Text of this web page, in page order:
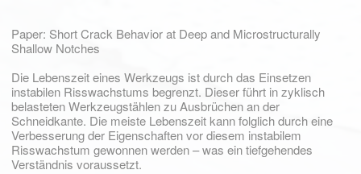
Paper: Short Crack Behavior at Deep and Microstructurally
Shallow Notches
Die Lebenszeit eines Werkzeugs ist durch das Einsetzen
instabilen Risswachstums begrenzt. Dieser führt in zyklisch
belasteten Werkzeugstählen zu Ausbrüchen an der
Schneidkante. Die meiste Lebenszeit kann folglich durch eine
Verbesserung der Eigenschaften vor diesem instabilem
Risswachstum gewonnen werden – was ein tiefgehendes
Verständnis voraussetzt.